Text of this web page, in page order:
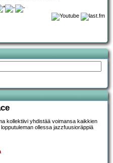
kollektiivi yhdistää voimansa kaikkien
ollessa jazzfuusioräppiä